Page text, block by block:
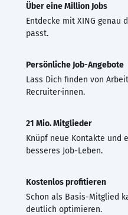
Über eine Million Jobs
Entdecke mit XING genau
passt.
Persönliche Job-Angebote
Lass Dich finden von
Recruiter·innen.
21 Mio. Mitglieder
Knüpf neue Kontakte und
besseres Job-Leben.
Kostenlos profitieren
Schon als Basis-Mitglied
deutlich optimieren.